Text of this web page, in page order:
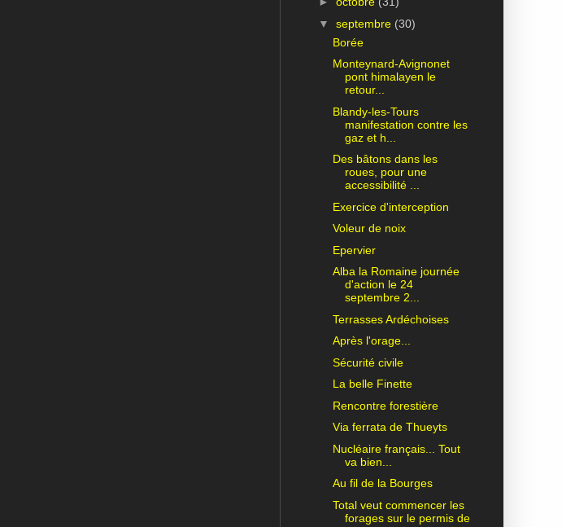
▼ septembre (30)
Borée
Monteynard-Avignonet
pont himalayen le
retour...
Blandy-les-Tours
manifestation contre les
gaz et h...
Des bâtons dans les
roues, pour une
accessibilité ...
Exercice d'interception
Voleur de noix
Epervier
Alba la Romaine journée
d'action le 24
septembre 2...
Terrasses Ardéchoises
Après l'orage...
Sécurité civile
La belle Finette
Rencontre forestière
Via ferrata de Thueyts
Nucléaire français... Tout
va bien...
Au fil de la Bourges
Total veut commencer les
forages sur le permis de